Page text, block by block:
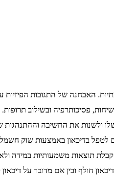
האבחנה של התגובות
פסיכותרפיה ובשילוב
ולשנות את החשיבה וההתנהגות
בדיכאון באמצעות שוק
תוצאות משמעותיות במידה
חולף ובין אם מדובר על